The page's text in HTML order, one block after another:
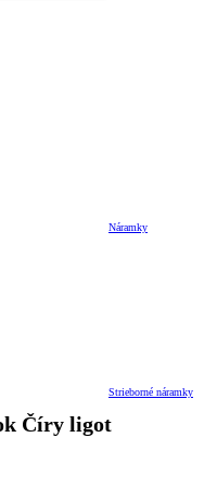
Náramky
Strieborné náramky
Číry ligot